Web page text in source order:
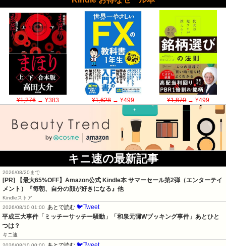
¥1,276→ ¥383 ¥1,628→ ¥499 ¥1,870→ ¥499
キニ速の最新記事
2026/08/20まで
[PR]
【最大65%OFF】Amazon公式 Kindle本 サマーセール第2弾（エンターテイ
メント）『毎朝、自分の顔が好きになる』他
Kindleストア
2026/08/10 01:00
あとで読む 🐦Tweet
平成三大事件「ミッチーサッチー騒動」「和泉元彌Wブッキング事件」あとひと
つは？
キニ速